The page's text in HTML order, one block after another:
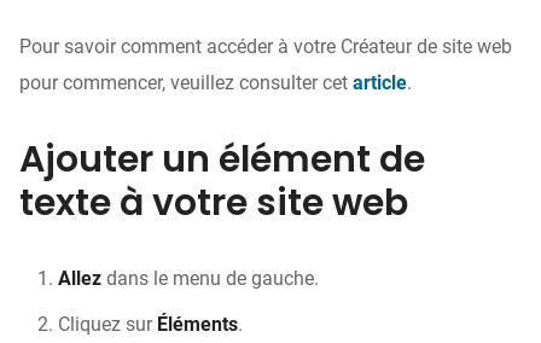
Pour savoir comment accéder à votre Créateur de site web
pour commencer, veuillez consulter cet article.
Ajouter un élément de
texte à votre site web
Allez dans le menu de gauche.
Cliquez sur Éléments.